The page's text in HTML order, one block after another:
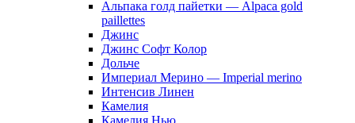
Альпака голд пайетки — Alpaca gold
paillettes
Джинс
Джинс Софт Колор
Дольче
Империал Мерино — Imperial merino
Интенсив Линен
Камелия
Камелия Нью